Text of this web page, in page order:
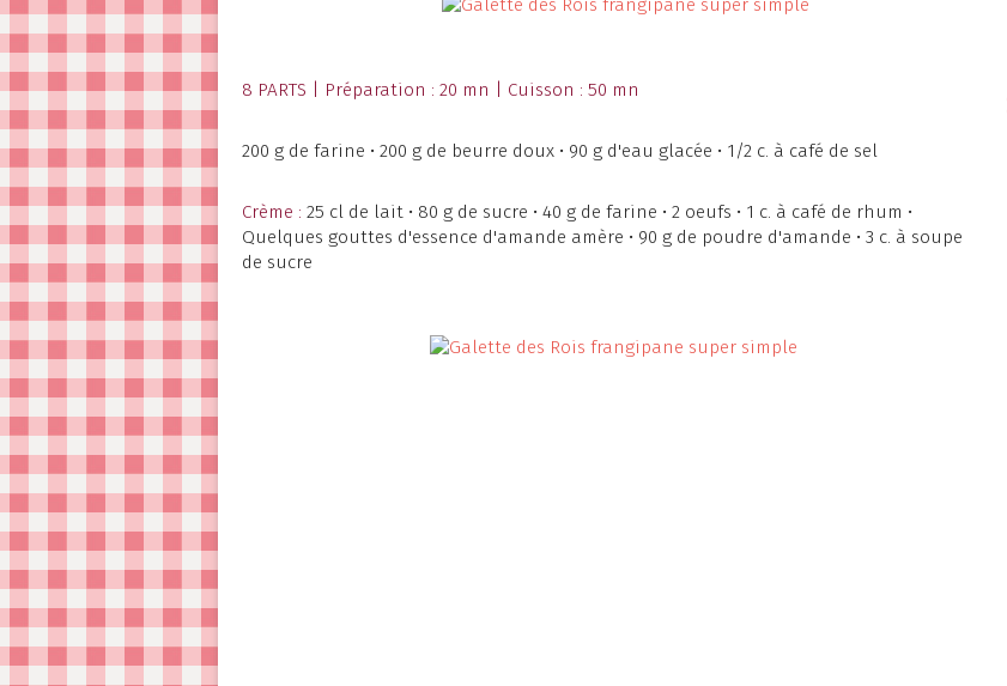
8 PARTS | Préparation : 20 mn | Cuisson : 50 mn
200 g de farine • 200 g de beurre doux • 90 g d'eau glacée • 1/2 c. à café de sel
Crème : 25 cl de lait • 80 g de sucre • 40 g de farine • 2 oeufs • 1 c. à café de rhum •
Quelques gouttes d'essence d'amande amère • 90 g de poudre d'amande • 3 c. à soupe
de sucre